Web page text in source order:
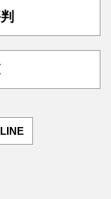
LINE